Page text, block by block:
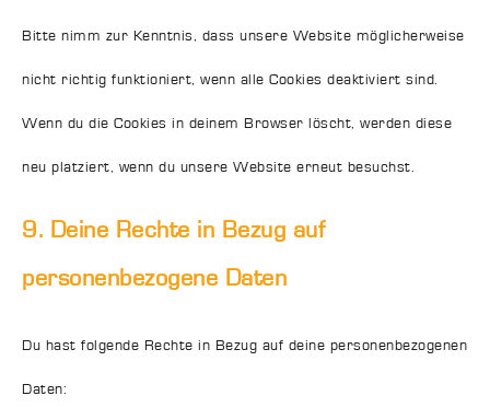
Bitte nimm zur Kenntnis, dass unsere Website möglicherweise
nicht richtig funktioniert, wenn alle Cookies deaktiviert sind.
Wenn du die Cookies in deinem Browser löscht, werden diese
neu platziert, wenn du unsere Website erneut besuchst.
9. Deine Rechte in Bezug auf
personenbezogene Daten
Du hast folgende Rechte in Bezug auf deine personenbezogenen
Daten: